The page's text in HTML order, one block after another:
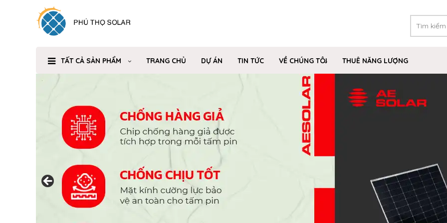
TẤT CẢ SẢN PHẨM TRANG CHỦ DỰ ÁN TIN TỨC VỀ CHÚNG TÔI THUÊ NĂNG LƯỢNG